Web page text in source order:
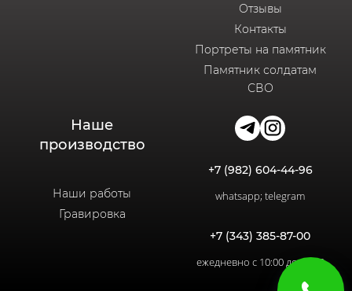
Отзывы
Контакты
Портреты на памятник
Памятник солдатам
СВО
Наше
производство
Наши работы
Гравировка
+7 (982) 604-44-96
whatsapp; telegram
+7 (343) 385-87-00
ежедневно с 10:00 до 20:00